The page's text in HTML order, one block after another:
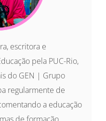
escritora e
pela PUC-Rio,
do GEN | Grupo
regularmente de
a educação
de formação